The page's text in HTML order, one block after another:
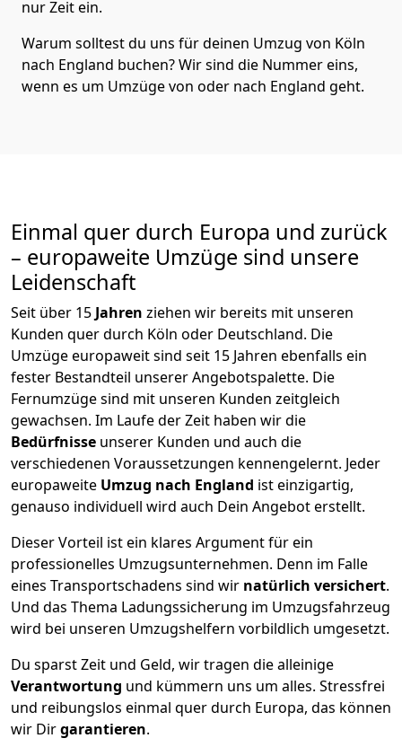
nur Zeit ein.
Warum solltest du uns für deinen Umzug von Köln
nach England buchen? Wir sind die Nummer eins,
wenn es um Umzüge von oder nach England geht.
Einmal quer durch Europa und zurück
– europaweite Umzüge sind unsere
Leidenschaft
Seit über 15 Jahren ziehen wir bereits mit unseren
Kunden quer durch Köln oder Deutschland. Die
Umzüge europaweit sind seit 15 Jahren ebenfalls ein
fester Bestandteil unserer Angebotspalette. Die
Fernumzüge sind mit unseren Kunden zeitgleich
gewachsen. Im Laufe der Zeit haben wir die
Bedürfnisse unserer Kunden und auch die
verschiedenen Voraussetzungen kennengelernt. Jeder
europaweite Umzug nach England ist einzigartig,
genauso individuell wird auch Dein Angebot erstellt.
Dieser Vorteil ist ein klares Argument für ein
professionelles Umzugsunternehmen. Denn im Falle
eines Transportschadens sind wir natürlich versichert.
Und das Thema Ladungssicherung im Umzugsfahrzeug
wird bei unseren Umzugshelfern vorbildlich umgesetzt.
Du sparst Zeit und Geld, wir tragen die alleinige
Verantwortung und kümmern uns um alles. Stressfrei
und reibungslos einmal quer durch Europa, das können
wir Dirgarantieren.